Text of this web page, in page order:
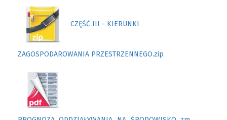
CZĘŚĆ III - KIERUNKI
ZAGOSPODAROWANIA PRZESTRZENNEGO.zip